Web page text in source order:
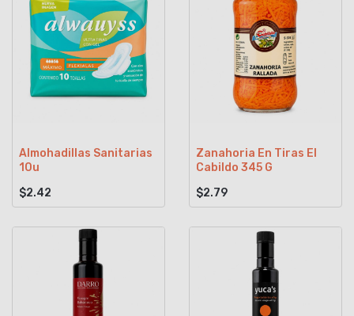
Almohadillas Sanitarias
10u
$2.42
Zanahoria En Tiras El
Cabildo 345 G
$2.79